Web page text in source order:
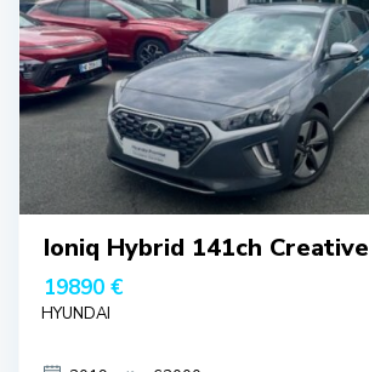
Ioniq Hybrid 141ch Creative
19890 €
HYUNDAI